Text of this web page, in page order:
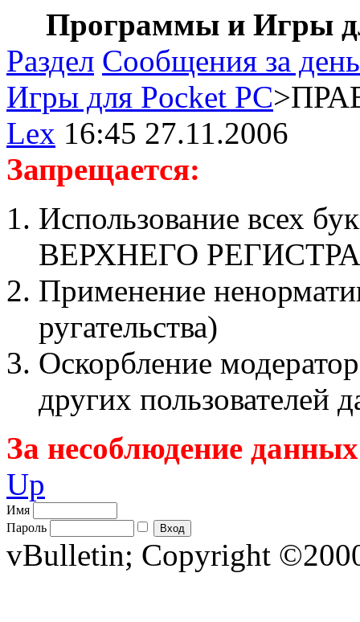
Программы и Игры
Раздел Сообщения за день
Игры для Pocket PC
Lex 16:45 27.11.2006
Запрещается:
Использование всех
ВЕРХНЕГО РЕГИСТРА
Применение
ругательства)
Оскорбление
других пользователей
За несоблюдение
Up
Имя
Пароль
vBulletin; Copyright